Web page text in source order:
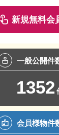
ションを活用
ンでは、物件の
レーションでは
る査定を活用
定では、最も正
査定（簡易査定
ンと混同しやす
動を行う」
、売却活動を行
は“不動産会社
のポイント
調整
のステップが
依頼」
る不動産会社を
査の日程を
決めます。
程かかるため、
新規無料会
一般公開件
1352
会員様物件